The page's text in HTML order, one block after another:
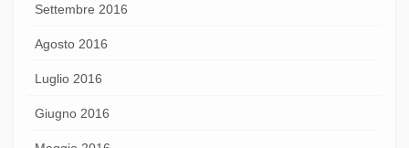
Settembre 2016
Agosto 2016
Luglio 2016
Giugno 2016